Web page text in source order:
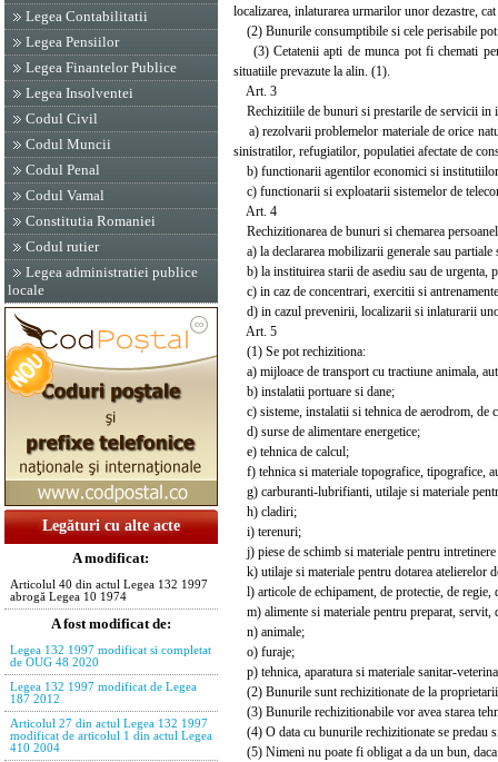
Legea Contabilitatii
Legea Pensiilor
Legea Finantelor Publice
Legea Insolventei
Codul Civil
Codul Muncii
Codul Penal
Codul Vamal
Constitutia Romaniei
Codul rutier
Legea administratiei publice
locale
Legături cu alte acte
A modificat:
Articolul 40 din actul Legea 132 1997
abrogă Legea 10 1974
A fost modificat de:
Legea 132 1997 modificat si completat
de OUG 48 2020
Legea 132 1997 modificat de Legea
187 2012
Articolul 27 din actul Legea 132 1997
modificat de articolul 1 din actul Legea
410 2004
localizarea, inlaturarea urmarilor unor dezastre,
(2) Bunurile consumptibile si cele perisabile
(3) Cetatenii apti de munca pot fi chemati
situatiile prevazute la alin. (1).
Art. 3
Rechizitiile de bunuri si prestarile de servicii in
a) rezolvarii problemelor materiale de orice
sinistratilor, refugiatilor, populatiei afectate de
b) functionarii agentilor economici si
c) functionarii si exploatarii sistemelor de
Art. 4
Rechizitionarea de bunuri si chemarea
a) la declararea mobilizarii generale sau
b) la instituirea starii de asediu sau de urgenta,
c) in caz de concentrari, exercitii si
d) in cazul prevenirii, localizarii si inlaturarii
Art. 5
(1) Se pot rechizitiona:
a) mijloace de transport cu tractiune animala,
b) instalatii portuare si dane;
c) sisteme, instalatii si tehnica de aerodrom, de
d) surse de alimentare energetice;
e) tehnica de calcul;
f) tehnica si materiale topografice, tipografice,
g) carburanti-lubrifianti, utilaje si materiale
h) cladiri;
i) terenuri;
j) piese de schimb si materiale pentru
k) utilaje si materiale pentru dotarea atelierelor
l) articole de echipament, de protectie, de regie,
m) alimente si materiale pentru preparat, servit,
n) animale;
o) furaje;
p) tehnica, aparatura si materiale sanitar-
(2) Bunurile sunt rechizitionate de la
(3) Bunurile rechizitionabile vor avea starea
(4) O data cu bunurile rechizitionate se predau
(5) Nimeni nu poate fi obligat a da un bun,